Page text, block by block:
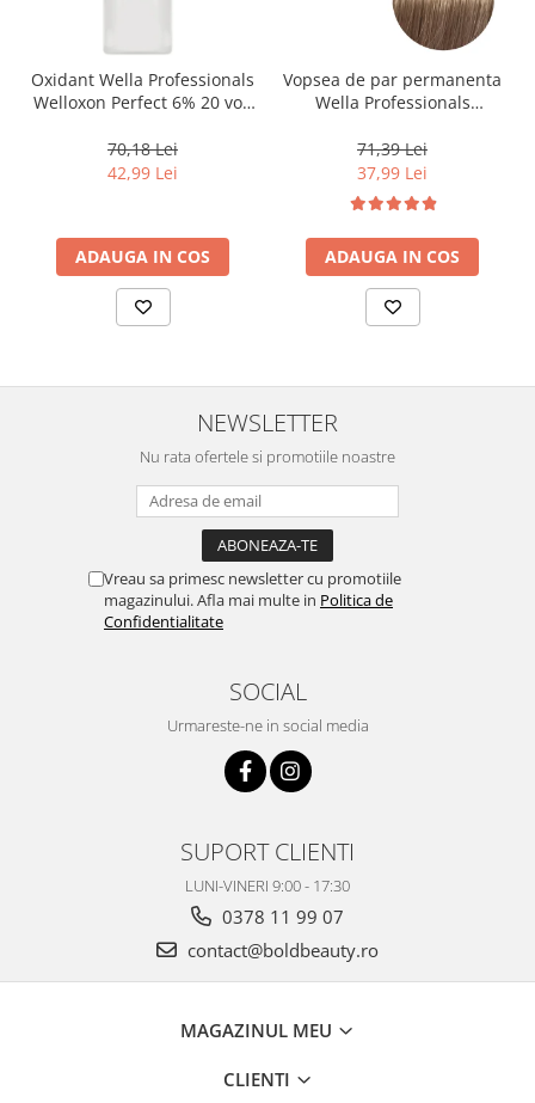
Oxidant Wella Professionals
Welloxon Perfect 6% 20 vol,
70,18 Lei
42,99 Lei
ADAUGA IN COS
Vopsea de par permanenta
Wella Professionals
Blond Deschis Natural, 60
ml
71,39 Lei
37,99 Lei
ADAUGA IN COS
NEWSLETTER
Nu rata ofertele si promotiile noastre
Vreau sa primesc newsletter cu promotiile
magazinului. Afla mai multe in Politica de
Confidentialitate
SOCIAL
Urmareste-ne in social media
SUPORT CLIENTI
LUNI-VINERI 9:00 - 17:30
0378 11 99 07
contact@boldbeauty.ro
MAGAZINUL MEU
CLIENTI